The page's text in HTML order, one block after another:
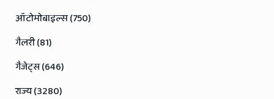
ऑटोमोबाइल्स (750)
गैलरी (81)
गैजेट्स (646)
राज्य (3280)